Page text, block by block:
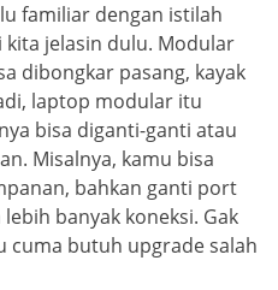
familiar dengan istilah
jelasin dulu. Modular
dibongkar pasang, kayak
laptop modular itu
bisa diganti-ganti atau
Misalnya, kamu bisa
bahkan ganti port
banyak koneksi. Gak
cuma butuh upgrade salah